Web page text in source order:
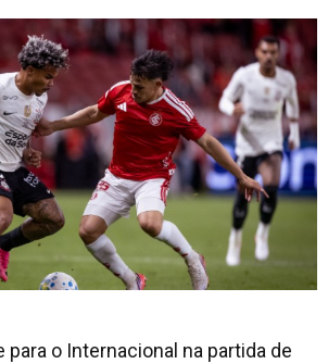
para o Internacional na partida de